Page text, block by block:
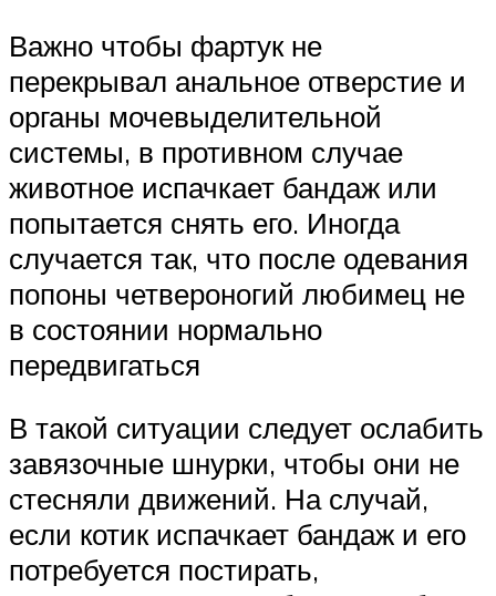
Важно чтобы фартук не
перекрывал анальное отверстие и
органы мочевыделительной
системы, в противном случае
животное испачкает бандаж или
попытается снять его. Иногда
случается так, что после одевания
попоны четвероногий любимец не
в состоянии нормально
передвигаться
В такой ситуации следует ослабить
завязочные шнурки, чтобы они не
стесняли движений. На случай,
если котик испачкает бандаж и его
потребуется постирать,